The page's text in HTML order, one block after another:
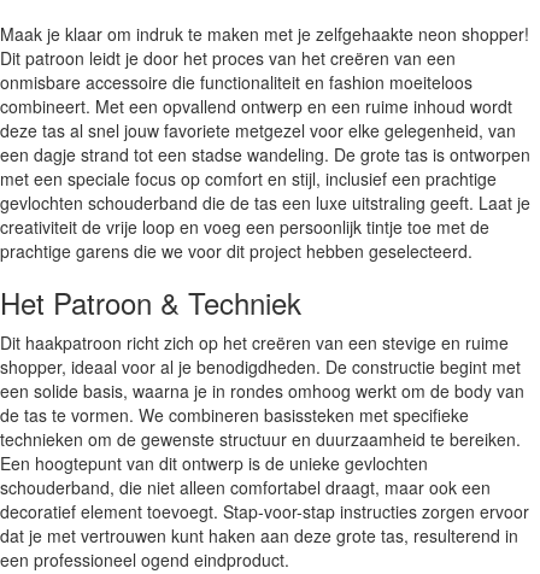
Maak je klaar om indruk te maken met je zelfgehaakte neon shopper!
Dit patroon leidt je door het proces van het creëren van een
onmisbare accessoire die functionaliteit en fashion moeiteloos
combineert. Met een opvallend ontwerp en een ruime inhoud wordt
deze tas al snel jouw favoriete metgezel voor elke gelegenheid, van
een dagje strand tot een stadse wandeling. De grote tas is ontworpen
met een speciale focus op comfort en stijl, inclusief een prachtige
gevlochten schouderband die de tas een luxe uitstraling geeft. Laat je
creativiteit de vrije loop en voeg een persoonlijk tintje toe met de
prachtige garens die we voor dit project hebben geselecteerd.
Het Patroon & Techniek
Dit haakpatroon richt zich op het creëren van een stevige en ruime
shopper, ideaal voor al je benodigdheden. De constructie begint met
een solide basis, waarna je in rondes omhoog werkt om de body van
de tas te vormen. We combineren basissteken met specifieke
technieken om de gewenste structuur en duurzaamheid te bereiken.
Een hoogtepunt van dit ontwerp is de unieke gevlochten
schouderband, die niet alleen comfortabel draagt, maar ook een
decoratief element toevoegt. Stap-voor-stap instructies zorgen ervoor
dat je met vertrouwen kunt haken aan deze grote tas, resulterend in
een professioneel ogend eindproduct.